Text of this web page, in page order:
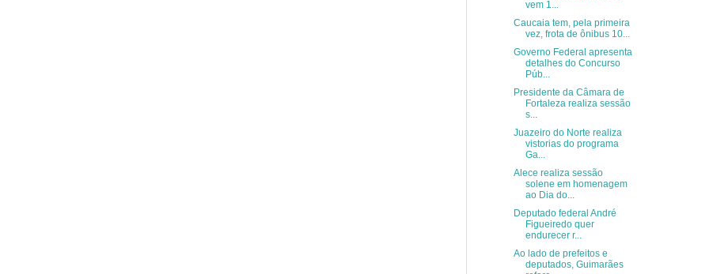
vem 1...
Caucaia tem, pela primeira
vez, frota de ônibus 10...
Governo Federal apresenta
detalhes do Concurso
Púb...
Presidente da Câmara de
Fortaleza realiza sessão
s...
Juazeiro do Norte realiza
vistorias do programa
Ga...
Alece realiza sessão
solene em homenagem
ao Dia do...
Deputado federal André
Figueiredo quer
endurecer r...
Ao lado de prefeitos e
deputados, Guimarães